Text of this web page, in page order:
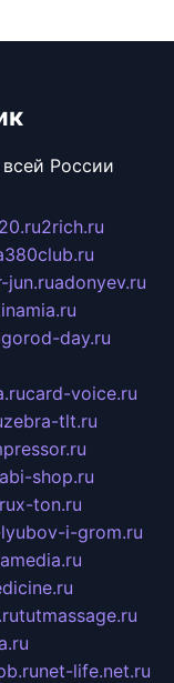
России
2rich.ru
jun.ruadonyev.ru
day.ru
card-voice.ru
zebra-tlt.ru
shop.ru
x-ton.ru
i-grom.ru
tutmassage.ru
net-life.net.ru